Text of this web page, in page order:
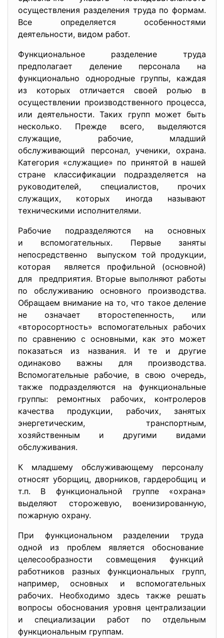
осуществления разделения труда по формам.
Все определяется особенностями
деятельности, видом работ.
Функциональное разделение труда
предполагает деление персонала на
функционально однородные группы, каждая
из которых отличается своей ролью в
осуществлении производственного процесса,
или деятельности. Таких групп может быть
несколько. Прежде всего, выделяются
служащие, рабочие, младший
обслуживающий персонал, ученики, охрана.
Категория «служащие» по принятой в нашей
стране классификации подразделяется на
руководителей, специалистов, прочих
служащих, которых иногда называют
техническими исполнителями.
Рабочие подразделяются на основных
и вспомогательных. Первые заняты
непосредственно выпуском той продукции,
которая является профильной (основной)
для предприятия. Вторые выполняют работы
по обслуживанию основного производства.
Обращаем внимание на то, что такое деление
не означает второстепенность, или
«второсортность» вспомогательных рабочих
по сравнению с основными, как это может
показаться из названия. И те и другие
одинаково важны для производства.
Вспомогательные рабочие, в свою очередь,
также подразделяются на функциональные
группы: ремонтных рабочих, контролеров
качества продукции, рабочих, занятых
энергетическим, транспортным,
хозяйственным и другими видами
обслуживания.
К младшему обслуживающему персоналу
относят уборщиц, дворников, гардеробщиц и
т.п. В функциональной группе «охрана»
выделяют сторожевую, военизированную,
пожарную охрану.
При функциональном разделении труда
одной из проблем является обоснование
целесообразности совмещения функций
работников разных функциональных групп,
например, основных и вспомогательных
рабочих. Необходимо здесь также решать
вопросы обоснования уровня централизации
и специализации работ по отдельным
функциональным группам.